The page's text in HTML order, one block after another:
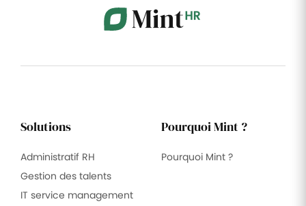
Solutions
Administratif RH
Gestion des talents
IT service management
Pourquoi Mint ?
Pourquoi Mint ?